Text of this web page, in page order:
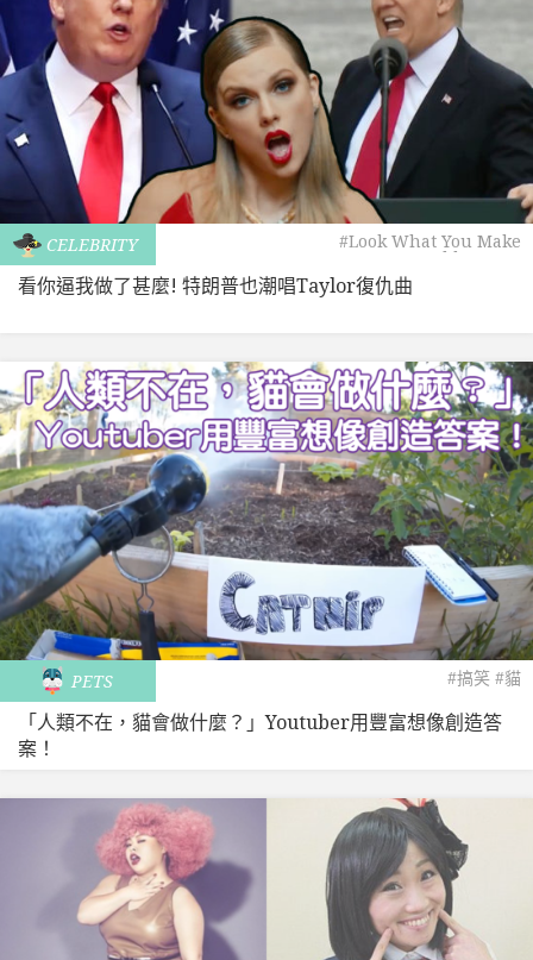
CELEBRITY #Look What You Make
#Donald Trump
看你逼我做了甚麼! 特朗普也潮唱Taylor復仇曲
PETS #搞笑 #貓
「人類不在，貓會做什麼？」Youtuber用豐富想像創造答
案！